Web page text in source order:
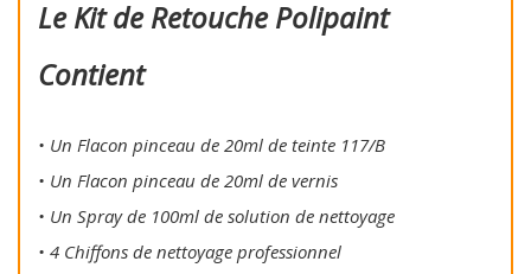
Le Kit de Retouche Polipaint
Contient
• Un Flacon pinceau de 20ml de teinte 117/B
• Un Flacon pinceau de 20ml de vernis
• Un Spray de 100ml de solution de nettoyage
• 4 Chiffons de nettoyage professionnel